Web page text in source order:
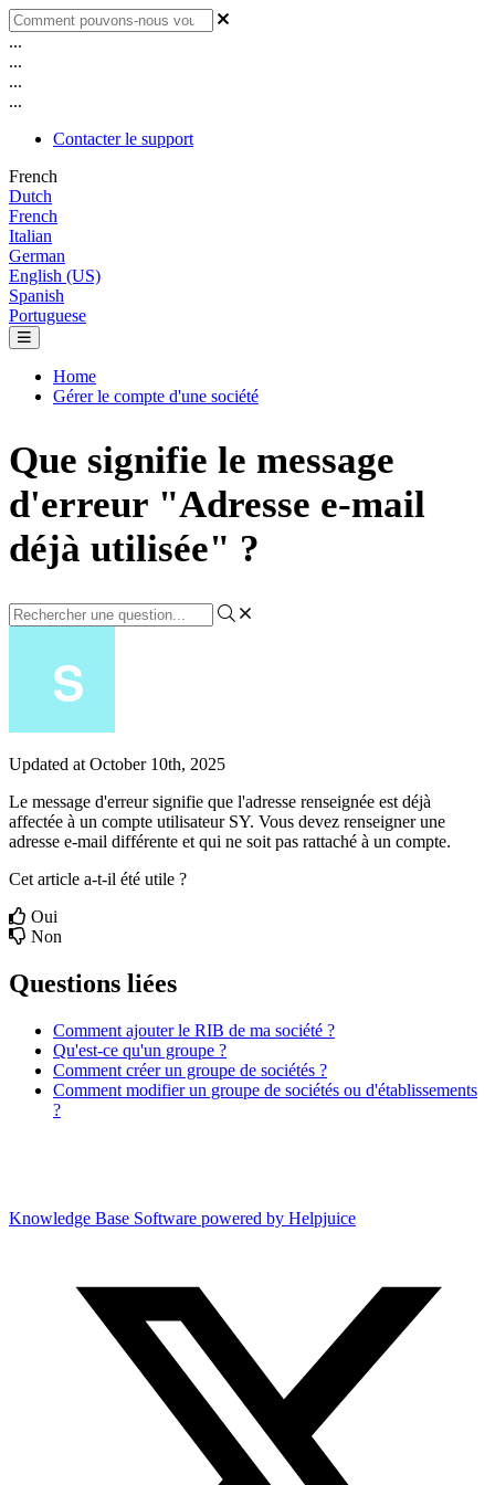
...
...
...
...
Contacter le support
French
Dutch
French
Italian
German
English (US)
Spanish
Portuguese
Home
Gérer le compte d'une société
Que signifie le message
d'erreur "Adresse e-mail
déjà utilisée" ?
Updated at October 10th, 2025
Le message d'erreur signifie que l'adresse renseignée est déjà
affectée à un compte utilisateur SY. Vous devez renseigner une
adresse e-mail différente et qui ne soit pas rattaché à un compte.
Cet article a-t-il été utile ?
Oui
Non
Questions liées
Comment ajouter le RIB de ma société ?
Qu'est-ce qu'un groupe ?
Comment créer un groupe de sociétés ?
Comment modifier un groupe de sociétés ou d'établissements
?
Knowledge Base Software powered by Helpjuice